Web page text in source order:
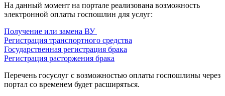
На данный момент на портале реализована возможность
электронной оплаты госпошлин для услуг:
Получение или замена ВУ
Регистрация транспортного средства
Государственная регистрация брака
Регистрация расторжения брака
Перечень госуслуг с возможностью оплаты госпошлины через
портал со временем будет расширяться.